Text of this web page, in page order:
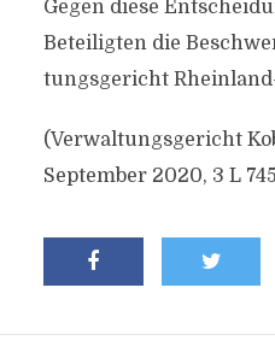
Gegen diese
Beteiligten die
tungsgericht
(Verwaltungsgericht
September 2020, 3 L